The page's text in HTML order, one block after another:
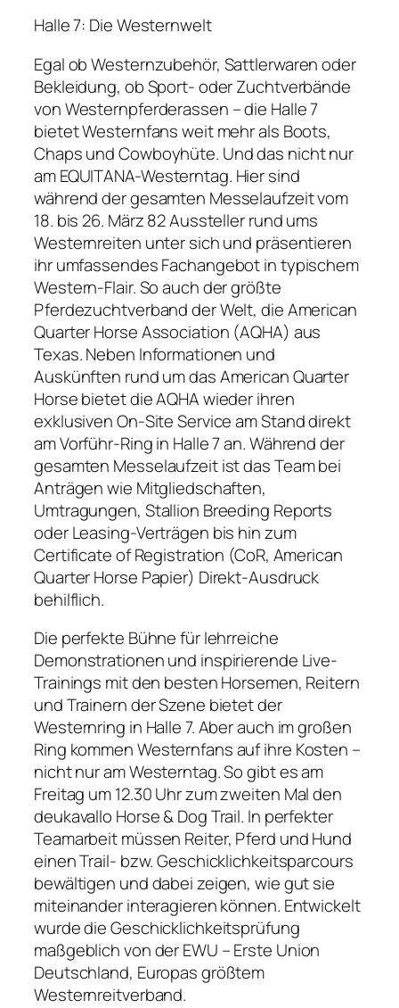
Halle 7: Die Westernwelt
Egal ob Westernzubehör, Sattlerwaren oder
Bekleidung, ob Sport- oder Zuchtverbände
von Westernpferderassen – die Halle 7
bietet Westernfans weit mehr als Boots,
Chaps und Cowboyhüte. Und das nicht nur
am EQUITANA-Westerntag. Hier sind
während der gesamten Messelaufzeit vom
18. bis 26. März 82 Aussteller rund ums
Westernreiten unter sich und präsentieren
ihr umfassendes Fachangebot in typischem
Western-Flair. So auch der größte
Pferdezuchtverband der Welt, die American
Quarter Horse Association (AQHA) aus
Texas. Neben Informationen und
Auskünften rund um das American Quarter
Horse bietet die AQHA wieder ihren
exklusiven On-Site Service am Stand direkt
am Vorführ-Ring in Halle 7 an. Während der
gesamten Messelaufzeit ist das Team bei
Anträgen wie Mitgliedschaften,
Umtragungen, Stallion Breeding Reports
oder Leasing-Verträgen bis hin zum
Certificate of Registration (CoR, American
Quarter Horse Papier) Direkt-Ausdruck
behilflich.
Die perfekte Bühne für lehrreiche
Demonstrationen und inspirierende Live-
Trainings mit den besten Horsemen, Reitern
und Trainern der Szene bietet der
Westernring in Halle 7. Aber auch im großen
Ring kommen Westernfans auf ihre Kosten –
nicht nur am Westerntag. So gibt es am
Freitag um 12.30 Uhr zum zweiten Mal den
deukavallo Horse & Dog Trail. In perfekter
Teamarbeit müssen Reiter, Pferd und Hund
einen Trail- bzw. Geschicklichkeitsparcours
bewältigen und dabei zeigen, wie gut sie
miteinander interagieren können. Entwickelt
wurde die Geschicklichkeitsprüfung
maßgeblich von der EWU – Erste Union
Deutschland, Europas größtem
Westernreitverband.